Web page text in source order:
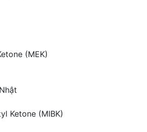
(MEK)
Ketone (MIBK)